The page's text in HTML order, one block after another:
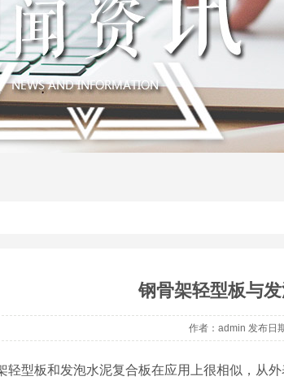
钢骨架轻型板与
作者：admin 发布日
轻型板和发泡水泥复合板在应用上很相似，从